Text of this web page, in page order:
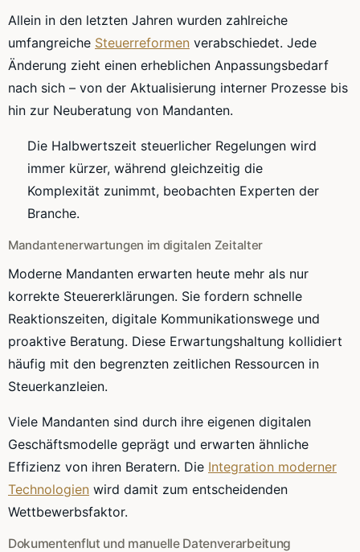
Allein in den letzten Jahren wurden zahlreiche
umfangreiche Steuerreformen verabschiedet. Jede
Änderung zieht einen erheblichen Anpassungsbedarf
nach sich – von der Aktualisierung interner Prozesse bis
hin zur Neuberatung von Mandanten.
Die Halbwertszeit steuerlicher Regelungen wird
immer kürzer, während gleichzeitig die
Komplexität zunimmt, beobachten Experten der
Branche.
Mandantenerwartungen im digitalen Zeitalter
Moderne Mandanten erwarten heute mehr als nur
korrekte Steuererklärungen. Sie fordern schnelle
Reaktionszeiten, digitale Kommunikationswege und
proaktive Beratung. Diese Erwartungshaltung kollidiert
häufig mit den begrenzten zeitlichen Ressourcen in
Steuerkanzleien.
Viele Mandanten sind durch ihre eigenen digitalen
Geschäftsmodelle geprägt und erwarten ähnliche
Effizienz von ihren Beratern. Die Integration moderner
Technologien wird damit zum entscheidenden
Wettbewerbsfaktor.
Dokumentenflut und manuelle Datenverarbeitung